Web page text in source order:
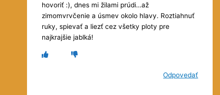
hovoriť :), dnes mi žilami prúdi…až
zimomvrvčenie a úsmev okolo hlavy. Roztiahnuť
ruky, spievať a liezť cez všetky ploty pre
najkrajšie jablká!
Odpovedať